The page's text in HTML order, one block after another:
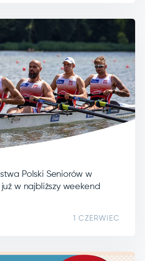
Polski Seniorów w
w najbliższy weekend
1 CZERWIEC